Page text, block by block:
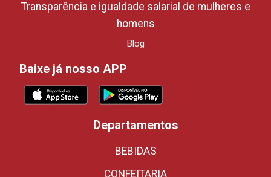
Transparência e igualdade salarial de mulheres e
homens
Blog
Baixe já nosso APP
Departamentos
BEBIDAS
CONFEITARIA